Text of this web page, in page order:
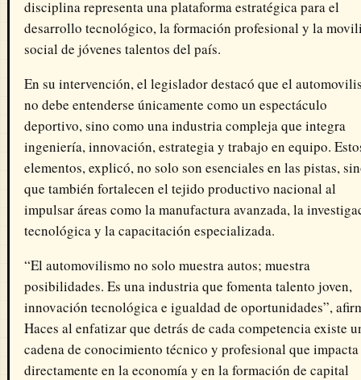
disciplina representa una plataforma estratégica para el
desarrollo tecnológico, la formación profesional y la
social de jóvenes talentos del país.
En su intervención, el legislador destacó que el
no debe entenderse únicamente como un espectáculo
deportivo, sino como una industria compleja que integra
ingeniería, innovación, estrategia y trabajo en equipo.
elementos, explicó, no solo son esenciales en las pistas,
que también fortalecen el tejido productivo nacional al
impulsar áreas como la manufactura avanzada, la
tecnológica y la capacitación especializada.
“El automovilismo no solo muestra autos; muestra
posibilidades. Es una industria que fomenta talento joven,
innovación tecnológica e igualdad de oportunidades”,
Haces al enfatizar que detrás de cada competencia existe
cadena de conocimiento técnico y profesional que impacta
directamente en la economía y en la formación de capital